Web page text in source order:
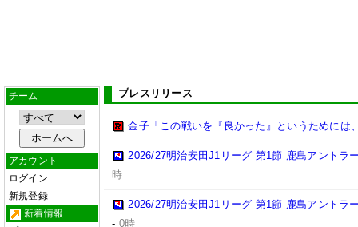
チーム
アカウント
ログイン
新規登録
新着情報
プレスリリース
金子「この戦いを『良かった』というためには
2026/27明治安田J1リーグ 第1節 鹿島アントラ
時
2026/27明治安田J1リーグ 第1節 鹿島アントラ
- 0時